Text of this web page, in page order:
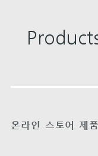
온라인 스토어 제품